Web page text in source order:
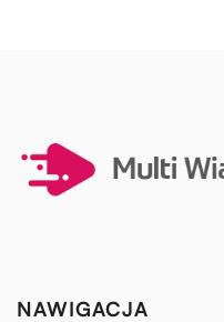
NAWIGACJA